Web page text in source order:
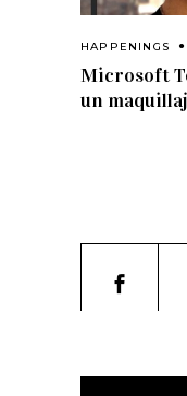
HAPPENINGS
Microsoft
un